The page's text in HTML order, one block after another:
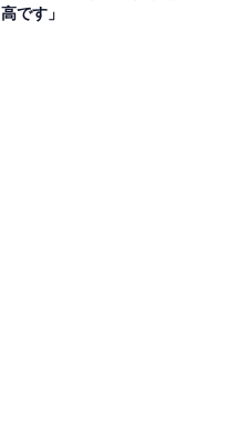
高です」